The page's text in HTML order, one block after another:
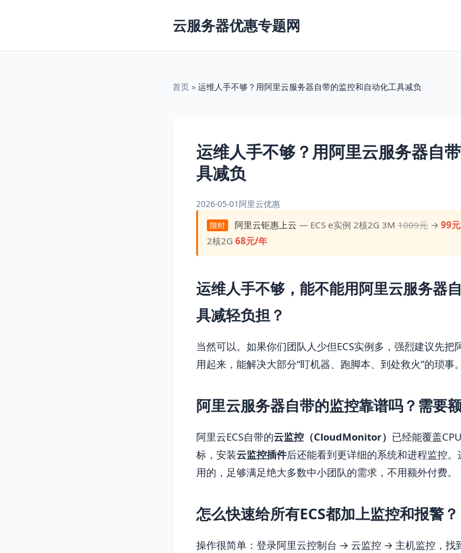
云服务器优惠专题网
首页 » 运维人手不够？用阿里云服务器自带的监控和自动化工具减负
运维人手不够？用阿里云服务器自
具减负
2026-05-01阿里云优惠
限时 阿里云钜惠上云 — ECS e实例 2核2G 3M 1009元→ 99
2核2G68元/年
运维人手不够，能不能用阿里云服务器
具减轻负担？
当然可以。如果你们团队人少但ECS实例多，强烈建议先
用起来，能解决大部分“盯机器、跑脚本、到处救火”的琐事。
阿里云服务器自带的监控靠谱吗？需要
阿里云ECS自带的云监控（CloudMonitor） 已经能覆盖
标，安装云监控插件后还能看到更详细的系统和进程监控
用的，足够满足绝大多数中小团队的需求，不用额外付费。
怎么快速给所有ECS都加上监控和报警？
操作很简单：登录阿里云控制台 → 云监控 → 主机监控，找